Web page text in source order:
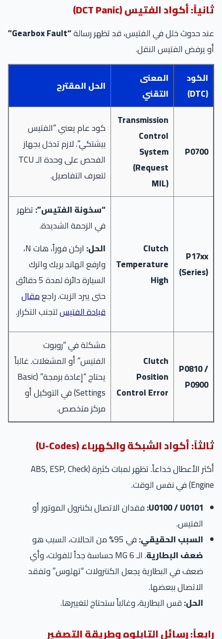
ثانياً: أكواد الفتيس (DCT Panic)
عند حدوث خلل في الفتيس، قد تظهر رسالة“Gearbox Fault”
أو يرفض الفتيس النقل.
الكود
(DTC)
المعنى
التقني
الحل المقترح
P0700
Transmission
Control
System
(Request
MIL)
كود عام يعني “الفتيس
بيشتكي”. لازم تدخل بجهاز
الفحص على وحدة الـ TCU
لتعرف التفاصيل.
P17xx
(Series)
Clutch
Temperature
High
“سخونة الفتيس”:تظهر
في الزحمة الشديدة.
الحل:
اركن فوراً، هات N،
وارفع الهاند بريك واترك
السيارة دائرة لمدة 5 دقائق
حتى يبرد الزيت. راجعمقال
قيادة الفتيسلتجنب التكرار.
P0810 /
P0900
Clutch
Position
Control Error
مشكلة في “روبوت
الفتيس” أو المشغلات. غالباً
يحتاج “إعادة برمجة” (Basic
Settings) في التوكيل أو
مركز متخصص.
ثالثاً: أكواد الشبكة والكهرباء (U-Codes)
أكثر الأعطال خداعاً. تظهر لمبات كثيرة (ABS, ESP, Check
Engine) في نفس الوقت.
U0100 / U0101: فقدان الاتصال بكنترول الموتور أو
الفتيس.
السبب الحقيقي:في 95% من الحالات، السبب هو
ضعف البطارية
. الـ MG 6 حساسة جداً للفولت، وأي
ضعف في البطارية يجعل الكنترولات “تهلوس” وتفقد
الاتصال ببعضها.
الحل:قس البطارية، وغالباً ستحتاج لتغييرها.
رابعاً: رسائل التابلوه وطريقة التصفير